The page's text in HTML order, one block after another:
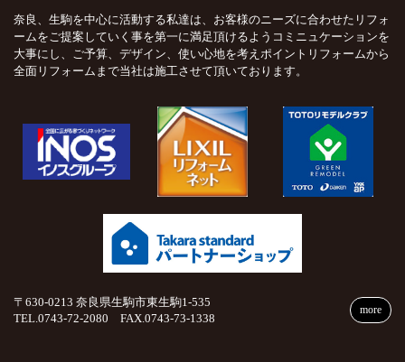
奈良、生駒を中心に活動する私達は、お客様のニーズに合わせたリフォ
ームをご提案していく事を第一に満足頂けるようコミニュケーションを
大事にし、ご予算、デザイン、使い心地を考えポイントリフォームから
全面リフォームまで当社は施工させて頂いております。
〒630-0213 奈良県生駒市東生駒1-535
TEL.0743-72-2080 FAX.0743-73-1338
more